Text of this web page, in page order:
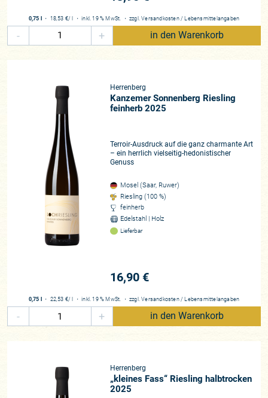
sogar noch wurzelechte Reben auf!
divergierende Anteile an Feinerde) im Wein optimal zur
Geltung zu bringen. Sanfte Pressung (selbst Marienkäfer
haben diese Prozedur schon überlebt!), moderat reduktiver
Ausbau und geringe Schwefelung bilden hier die Parameter
im Keller. Der hieraus resultierende Stil ist nicht leicht zu
fassen in seiner überwältigenden und komplexen Art: Extrem
dicht, mit einer tollen Reife in der Frucht, einer vibrierenden
Säure, die den Weinen geradezu ein pochendes Herz verleiht
und einer fesselnden Mineralität. Das ist Saarwein vom
Feinsten! Dabei wecken die Rieslinge Emotionen, regen den
Geist an. Komponenten wie Fruchtsüße, Säure und Alkohol
rücken dabei in den Hintergrund. Denn wichtig ist der Familie
stets die Balance der Komponenten zu erhalten. Es ist der
kargen Stil: ein gutes Quantum Hedonismus gepaart mit der
kühlen und leichten Art der Saar, die so einfach in ihrer Natur
zu liegen scheint. Dabei besteht die Meisterleistung, das
echte Kunststück darin, diesen intensiven Stil nicht ins
Barocke abgleiten zu lassen.
neugierig machen müssten. Auch der legendäre Mario
Scheuermann wusste um die ganz besonderen Qualitäten
unseres Saar-Juwels und zog wahre Superlative zum
0,75 l ・ 18,53 €/ l ・inkl. 19 % MwSt. ・ zzgl.Versandkosten / Lebensmittelangaben
- + in den Warenkorb
Herrenberg
Kanzemer Sonnenberg Riesling
feinherb 2025
Terroir-Ausdruck auf die ganz charmante Art
– ein herrlich vielseitig-hedonistischer
Genuss
Mosel (Saar, Ruwer)
Riesling (100 %)
feinherb
Edelstahl | Holz
Lieferbar
16,90 €
0,75 l ・ 22,53 €/ l ・inkl. 19 % MwSt. ・ zzgl.Versandkosten / Lebensmittelangaben
- + in den Warenkorb
Herrenberg
„kleines Fass“ Riesling halbtrocken
2025